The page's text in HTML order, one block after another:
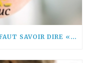
POUR LE BIEN DE L’ENFANT, IL FAUT SAVOIR DIRE « NON! »